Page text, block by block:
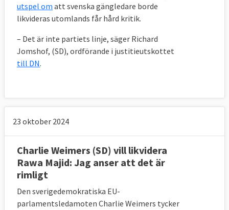
utspel om att svenska gängledare borde
likvideras utomlands får hård kritik.
– Det är inte partiets linje, säger Richard
Jomshof, (SD), ordförande i justitieutskottet
till DN.
23 oktober 2024
Charlie Weimers (SD) vill likvidera
Rawa Majid: Jag anser att det är
rimligt
Den sverigedemokratiska EU-
parlamentsledamoten Charlie Weimers tycker